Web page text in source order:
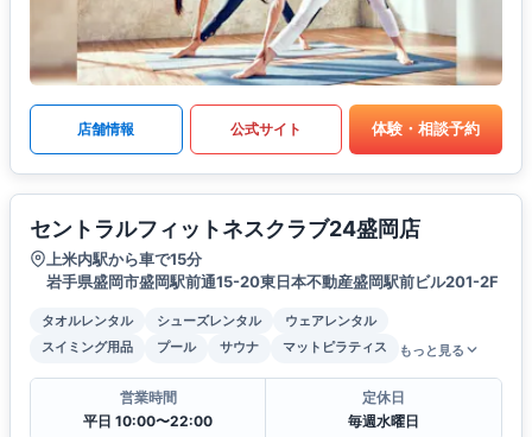
店舗情報 公式サイト 体験・相談予約
セントラルフィットネスクラブ24盛岡店
上米内駅から車で15分
岩手県盛岡市盛岡駅前通15-20東日本不動産盛岡駅前ビル201-2F
タオルレンタル シューズレンタル
ウェアレンタル
スイミング用品
プール サウナ マットピラティス もっと見る
営業時間
平日 10:00〜22:00
定休日
毎週水曜日